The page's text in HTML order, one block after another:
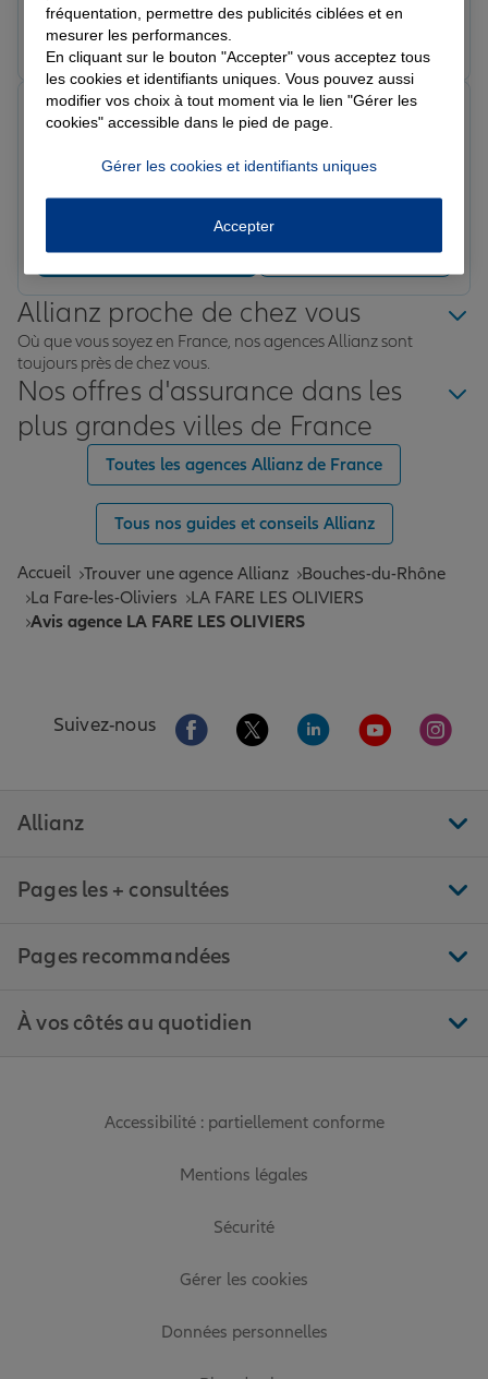
Prendre un RDV
Note de 5 sur 5
Service au top ! Agence professionnel et a l'écoute Je
recommande vivement.
Lili H.
Prendre un RDV Voir l'agence
Allianz proche de chez vous
Où que vous soyez en France, nos agences Allianz sont
toujours près de chez vous.
Nos offres d'assurance dans les
plus grandes villes de France
Toutes les agences Allianz de France
Tous nos guides et conseils Allianz
Accueil Trouver une agence Allianz
Bouches-du-Rhône
La Fare-les-Oliviers
LA FARE LES OLIVIERS
Avis agence LA FARE LES OLIVIERS
Suivez-nous Aller sur la page Facebook de Allianz
Aller sur la page Twitter de
Aller sur la page
Aller sur la
Aller
Allianz
Pages les + consultées
Pages recommandées
À vos côtés au quotidien
Accessibilité : partiellement conforme
Mentions légales
Sécurité
Gérer les cookies
Données personnelles
fréquentation, permettre des publicités ciblées et en
mesurer les performances.
En cliquant sur le bouton "Accepter" vous acceptez tous
les cookies et identifiants uniques. Vous pouvez aussi
modifier vos choix à tout moment via le lien "Gérer les
cookies" accessible dans le pied de page.
Gérer les cookies et identifiants uniques
Accepter